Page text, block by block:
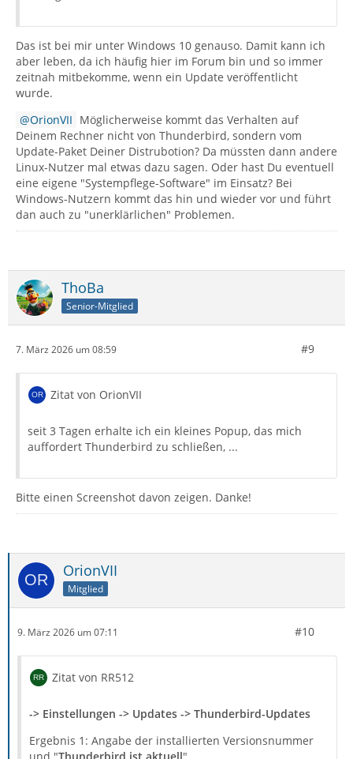
Das ist bei mir unter Windows 10 genauso. Damit kann ich
aber leben, da ich häufig hier im Forum bin und so immer
zeitnah mitbekomme, wenn ein Update veröffentlicht
wurde.
OrionVII Möglicherweise kommt das Verhalten auf
Deinem Rechner nicht von Thunderbird, sondern vom
Update-Paket Deiner Distrubotion? Da müssten dann andere
Linux-Nutzer mal etwas dazu sagen. Oder hast Du eventuell
eine eigene "Systempflege-Software" im Einsatz? Bei
Windows-Nutzern kommt das hin und wieder vor und führt
dan auch zu "unerklärlichen" Problemen.
ThoBa
Senior-Mitglied
7. März 2026 um 08:59 #9
Zitat von OrionVII
seit 3 Tagen erhalte ich ein kleines Popup, das mich
auffordert Thunderbird zu schließen, ...
Bitte einen Screenshot davon zeigen. Danke!
OrionVII
Mitglied
9. März 2026 um 07:11 #10
Zitat von RR512
-> Einstellungen -> Updates -> Thunderbird-Updates
Ergebnis 1: Angabe der installierten Versionsnummer